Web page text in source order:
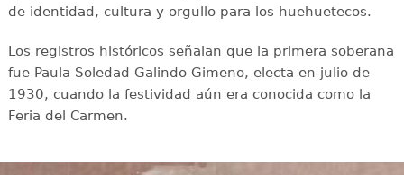
de identidad, cultura y orgullo para los huehuetecos.
Los registros históricos señalan que la primera soberana
fue Paula Soledad Galindo Gimeno, electa en julio de
1930, cuando la festividad aún era conocida como la
Feria del Carmen.